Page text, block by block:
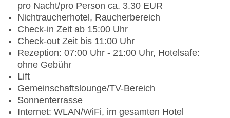
pro Nacht/pro Person ca. 3.30 EUR
Nichtraucherhotel, Raucherbereich
Check-in Zeit ab 15:00 Uhr
Check-out Zeit bis 11:00 Uhr
Rezeption: 07:00 Uhr - 21:00 Uhr, Hotelsafe:
ohne Gebühr
Lift
Gemeinschaftslounge/TV-Bereich
Sonnenterrasse
Internet: WLAN/WiFi, im gesamten Hotel